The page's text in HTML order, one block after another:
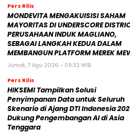
Pers Rilis
MONDEVITA MENGAKUISISI SAHAM
MAYORITAS DI UNDERSCORE
PERUSAHAAN INDUK MAGLIANO,
SEBAGAI LANGKAH KEDUA DALAM
MEMBANGUN PLATFORM MEREK
Jumat, 7 Agu 2026 - 09:32 WIB
Pers Rilis
HIKSEMI Tampilkan Solusi
Penyimpanan Data untuk Seluruh
Skenario di Ajang DTI Indonesia
Dukung Pengembangan AI di Asia
Tenggara